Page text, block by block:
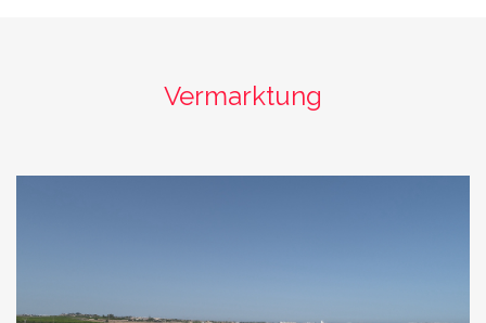
Vermarktung